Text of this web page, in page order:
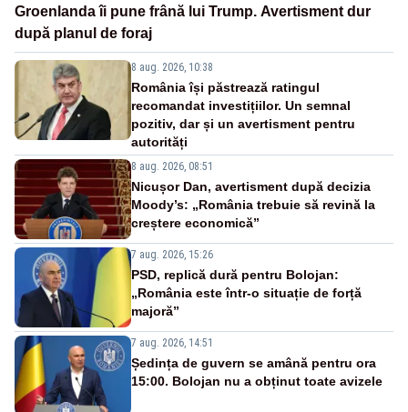
Groenlanda îi pune frână lui Trump. Avertisment dur
după planul de foraj
8 aug. 2026, 10:38
România își păstrează ratingul
recomandat investițiilor. Un semnal
pozitiv, dar și un avertisment pentru
autorități
8 aug. 2026, 08:51
Nicușor Dan, avertisment după decizia
Moody’s: „România trebuie să revină la
creștere economică”
7 aug. 2026, 15:26
PSD, replică dură pentru Bolojan:
„România este într-o situație de forță
majoră”
7 aug. 2026, 14:51
Ședința de guvern se amână pentru ora
15:00. Bolojan nu a obținut toate avizele